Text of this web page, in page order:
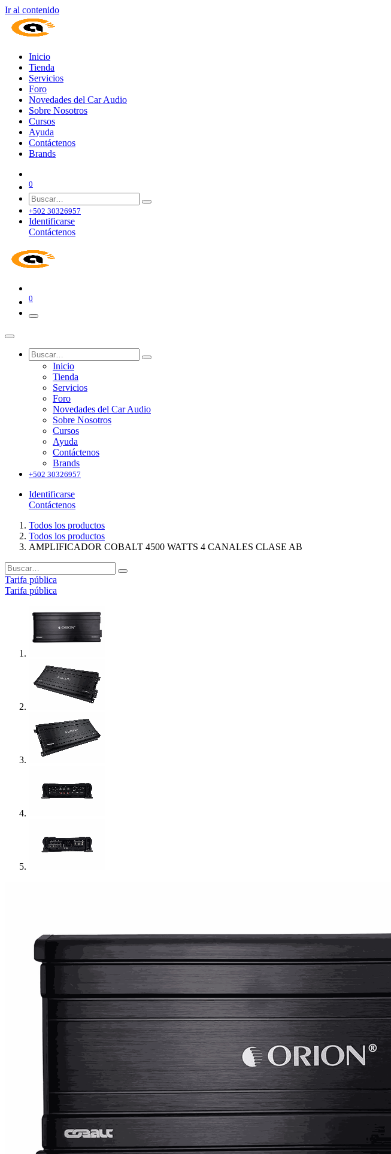
Ir al contenido
Inicio
Tienda
Servicios
Foro
Novedades del Car Audio
Sobre Nosotros
Cursos
Ayuda
Contáctenos
Brands
0
+502 30326957
Identificarse
Contáctenos
0
Inicio
Tienda
Servicios
Foro
Novedades del Car Audio
Sobre Nosotros
Cursos
Ayuda
Contáctenos
Brands
+502 30326957
Identificarse
Contáctenos
Todos los productos
Todos los productos
AMPLIFICADOR COBALT 4500 WATTS 4 CANALES CLASE AB
Tarifa pública
Tarifa pública